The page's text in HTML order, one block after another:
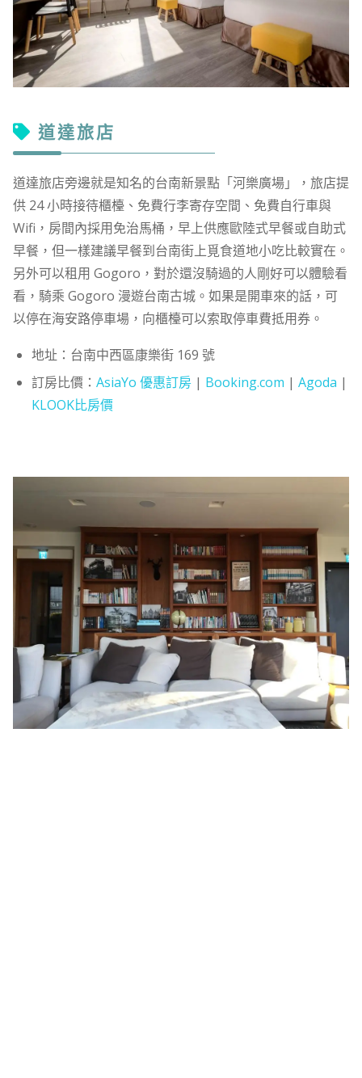
道達旅店
道達旅店旁邊就是知名的台南新景點「河樂廣場」，旅店提
供 24 小時接待櫃檯、免費行李寄存空間、免費自行車與
Wifi，房間內採用免治馬桶，早上供應歐陸式早餐或自助式
早餐，但一樣建議早餐到台南街上覓食道地小吃比較實在。
另外可以租用 Gogoro，對於還沒騎過的人剛好可以體驗看
看，騎乘 Gogoro 漫遊台南古城。如果是開車來的話，可
以停在海安路停車場，向櫃檯可以索取停車費抵用券。
地址：台南中西區康樂街 169 號
訂房比價： AsiaYo 優惠訂房| Booking.com | Agoda |
KLOOK比房價